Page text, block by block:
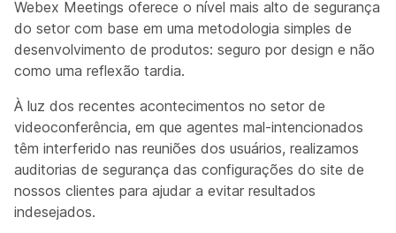
Webex Meetings oferece o nível mais alto de segurança
do setor com base em uma metodologia simples de
desenvolvimento de produtos: seguro por design e não
como uma reflexão tardia.
À luz dos recentes acontecimentos no setor de
videoconferência, em que agentes mal-intencionados
têm interferido nas reuniões dos usuários, realizamos
auditorias de segurança das configurações do site de
nossos clientes para ajudar a evitar resultados
indesejados.